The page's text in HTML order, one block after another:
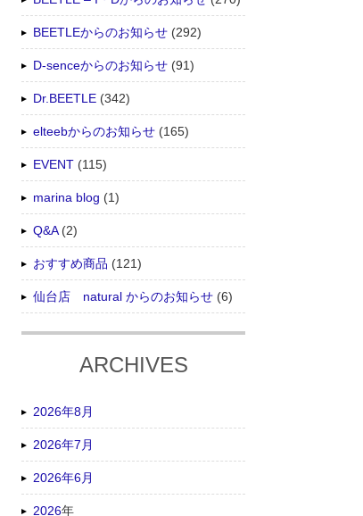
BEETLEからのお知らせ (292)
D-senceからのお知らせ (91)
Dr.BEETLE (342)
elteebからのお知らせ (165)
EVENT (115)
marina blog (1)
Q&A(2)
おすすめ商品 (121)
仙台店 natural からのお知らせ (6)
ARCHIVES
2026年8月
2026年7月
2026年6月
2026年